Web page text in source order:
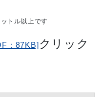
トル以上です
：87KB] クリック